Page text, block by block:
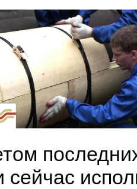
сейчас